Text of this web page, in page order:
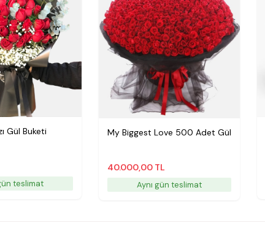
Gül Buketi
teslimat
My Biggest Love 500 Adet Gül
40.000,00 TL
Aynı gün teslimat